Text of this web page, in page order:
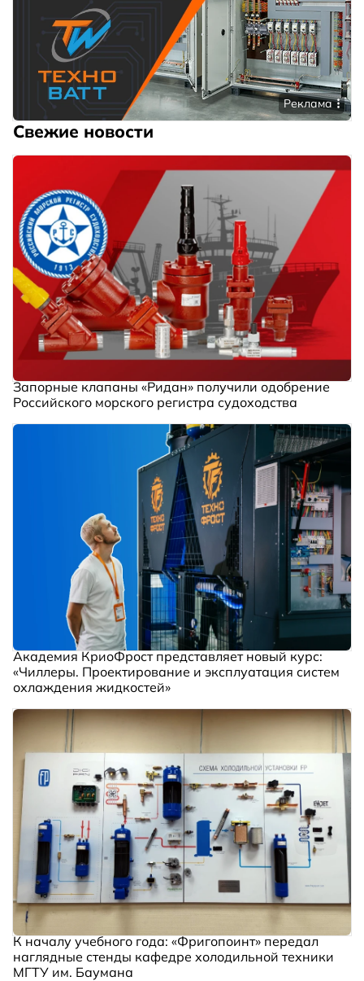
Реклама
Свежие новости
Запорные клапаны «Ридан» получили одобрение
Российского морского регистра судоходства
Академия КриоФрост представляет новый курс:
«Чиллеры. Проектирование и эксплуатация систем
охлаждения жидкостей»
К началу учебного года: «Фригопоинт» передал
наглядные стенды кафедре холодильной техники
МГТУ им. Баумана